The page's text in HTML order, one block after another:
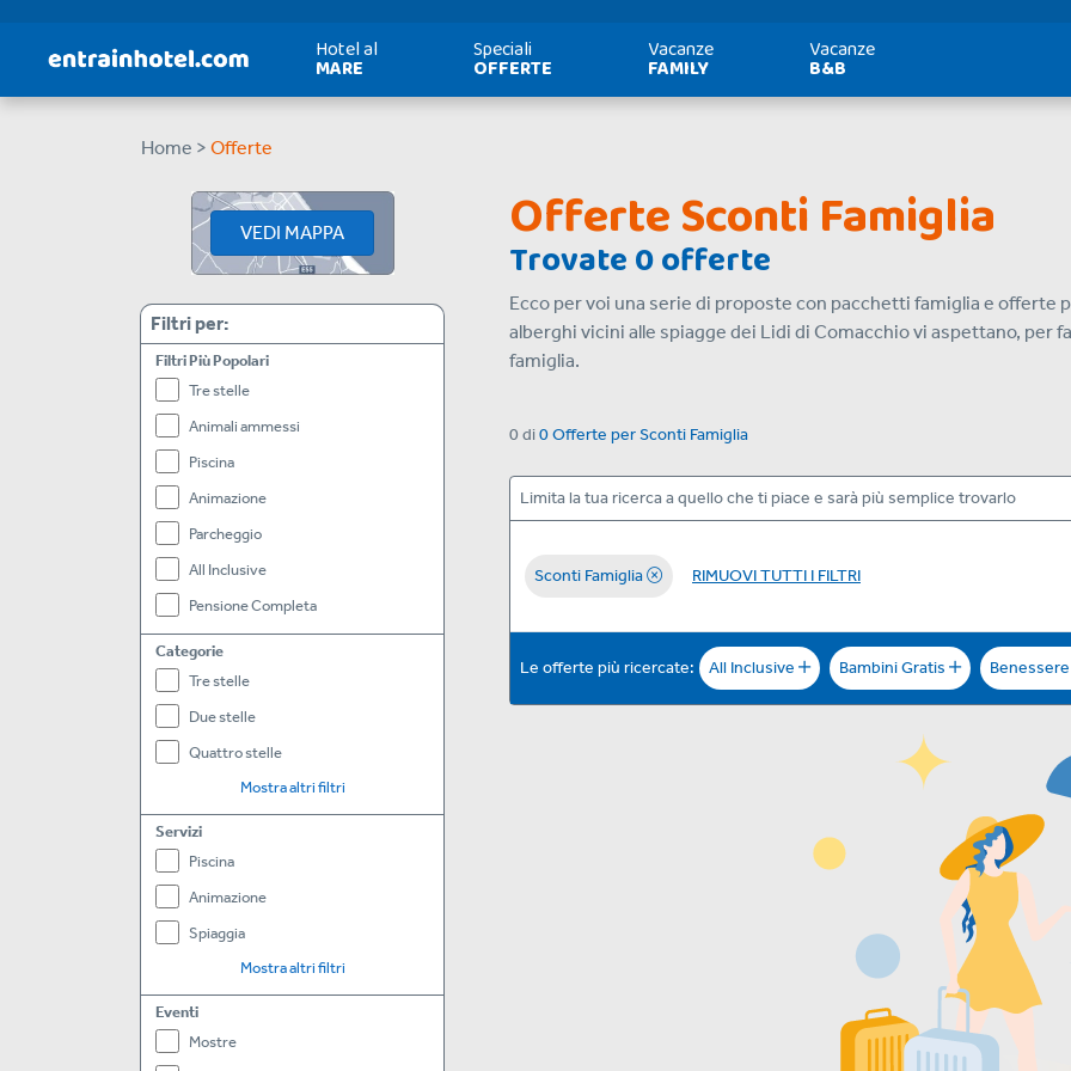
Hotel al
MARE
Speciali
OFFERTE
Vacanze
FAMILY
Vacanze
B&B
Home > Offerte
VEDI MAPPA
Filtri per:
Filtri Più Popolari
Tre stelle
Animali ammessi
Piscina
Animazione
Parcheggio
All Inclusive
Pensione Completa
Categorie
Tre stelle
Due stelle
Quattro stelle
Mostra altri filtri
Servizi
Piscina
Animazione
Spiaggia
Mostra altri filtri
Eventi
Mostre
Offerte Sconti Famiglia
Trovate 0 offerte
Ecco per voi una serie di proposte con pacchetti famiglia e offerte
alberghi vicini alle spiagge dei Lidi di Comacchio vi aspettano, per
famiglia.
0 di0 Offerte perSconti Famiglia
Limita la tua ricerca a quello che ti piace e sarà più semplice trovarlo
Sconti Famiglia RIMUOVI TUTTI I FILTRI
Le offerte più ricercate: All Inclusive Bambini Gratis